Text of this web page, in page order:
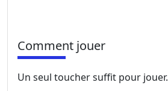
Comment jouer
Un seul toucher suffit pour jouer.